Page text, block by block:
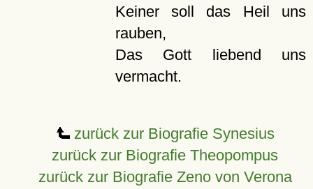
Keiner soll das Heil uns
rauben,
Das Gott liebend uns
vermacht.
zurück zur Biografie Synesius
zurück zur Biografie Theopompus
zurück zur Biografie Zeno von Verona